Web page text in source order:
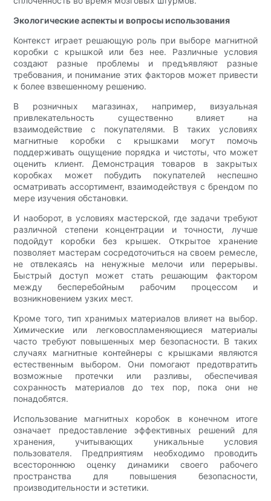
Экологические аспекты и вопросы использования
Контекст играет решающую роль при выборе магнитной
коробки с крышкой или без нее. Различные условия
создают разные проблемы и предъявляют разные
требования, и понимание этих факторов может привести
к более взвешенному решению.
В розничных магазинах, например, визуальная
привлекательность существенно влияет на
взаимодействие с покупателями. В таких условиях
магнитные коробки с крышками могут помочь
поддерживать ощущение порядка и чистоты, что может
оценить клиент. Демонстрация товаров в закрытых
коробках может побудить покупателей неспешно
осматривать ассортимент, взаимодействуя с брендом по
мере изучения обстановки.
И наоборот, в условиях мастерской, где задачи требуют
различной степени концентрации и точности, лучше
подойдут коробки без крышек. Открытое хранение
позволяет мастерам сосредоточиться на своем ремесле,
не отвлекаясь на ненужные мелочи или перерывы.
Быстрый доступ может стать решающим фактором
между бесперебойным рабочим процессом и
возникновением узких мест.
Кроме того, тип хранимых материалов влияет на выбор.
Химические или легковоспламеняющиеся материалы
часто требуют повышенных мер безопасности. В таких
случаях магнитные контейнеры с крышками являются
естественным выбором. Они помогают предотвратить
возможные протечки или разливы, обеспечивая
сохранность материалов до тех пор, пока они не
понадобятся.
Использование магнитных коробок в конечном итоге
означает предоставление эффективных решений для
хранения, учитывающих уникальные условия
пользователя. Предприятиям необходимо проводить
всестороннюю оценку динамики своего рабочего
пространства для повышения безопасности,
производительности и эстетики.